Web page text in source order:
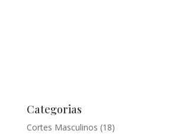
Categorias
Cortes Masculinos (18)